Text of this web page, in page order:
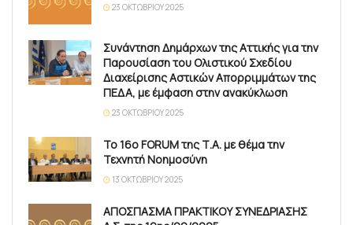
23 ΟΚΤΩΒΡΊΟΥ 2025
Συνάντηση Δημάρχων της Αττικής για την
Παρουσίαση του Ολιστικού Σχεδίου
Διαχείρισης Αστικών Απορριμμάτων της
ΠΕΔΑ, με έμφαση στην ανακύκλωση
23 ΟΚΤΩΒΡΊΟΥ 2025
Το 16ο FORUM της Τ.Α. με θέμα την
Τεχνητή Νοημοσύνη
13 ΟΚΤΩΒΡΊΟΥ 2025
ΑΠΟΣΠΑΣΜΑ ΠΡΑΚΤΙΚΟΥ ΣΥΝΕΔΡΙΑΣΗΣ